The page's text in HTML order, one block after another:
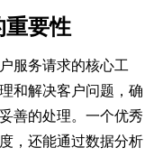
重要性
服务请求的核心工
和解决客户问题，确
善的处理。一个优秀
，还能通过数据分析